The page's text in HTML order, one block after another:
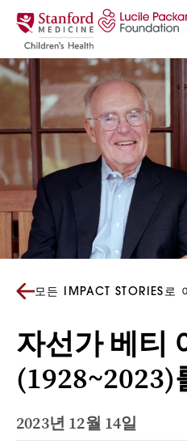
콘텐츠로 건너뛰기
모든 IMPACT STORIES로
자선가 베티
2023년 12월 14일